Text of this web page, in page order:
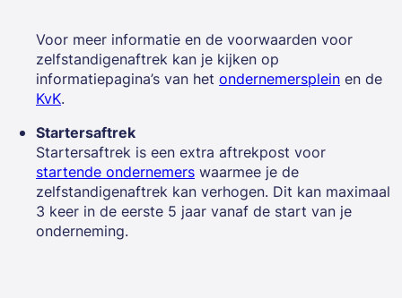
Voor meer informatie en de voorwaarden voor
zelfstandigenaftrek kan je kijken op
informatiepagina’s van het ondernemersplein en de
KvK.
Startersaftrek
Startersaftrek is een extra aftrekpost voor
startende ondernemers waarmee je de
zelfstandigenaftrek kan verhogen. Dit kan maximaal
3 keer in de eerste 5 jaar vanaf de start van je
onderneming.